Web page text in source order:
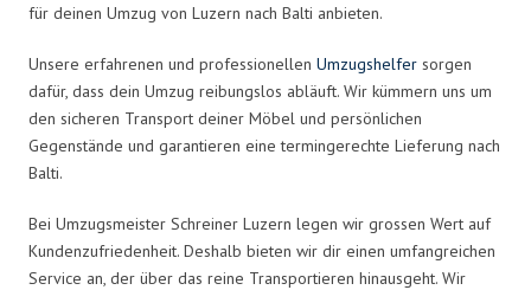
für deinen Umzug von Luzern nach Balti anbieten.
Unsere erfahrenen und professionellen Umzugshelfer sorgen
dafür, dass dein Umzug reibungslos abläuft. Wir kümmern uns um
den sicheren Transport deiner Möbel und persönlichen
Gegenstände und garantieren eine termingerechte Lieferung nach
Balti.
Bei Umzugsmeister Schreiner Luzern legen wir grossen Wert auf
Kundenzufriedenheit. Deshalb bieten wir dir einen umfangreichen
Service an, der über das reine Transportieren hinausgeht. Wir